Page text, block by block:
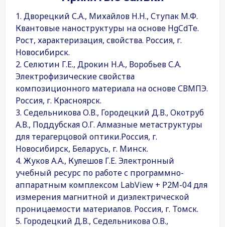
1. Дворецкий С.А., Михайлов Н.Н., Ступак М.Ф.
Квантовые наноструктуры на основе HgCdTe.
Рост, характеризация, свойства. Россия, г.
Новосибирск.
2. Селютин Г.Е., Дрокин Н.А., Воробьев С.А.
Электрофизические свойства
композиционного материала на основе СВМПЭ.
Россия, г. Красноярск.
3. Седельникова О.В., Городецкий Д.В., Окотруб
А.В., Поддубская О.Г. Алмазные метаструктуры
для терагерцовой оптики.Россия, г.
Новосибирск, Беларусь, г. Минск.
4. Жуков А.А., Кулешов Г.Е. Электронный
учебный ресурс по работе с программно-
аппаратным комплексом LabView + Р2М-04 для
измерения магнитной и диэлектрической
проницаемости материалов. Россия, г. Томск.
5. Городецкий Д.В., Седельникова О.В.,